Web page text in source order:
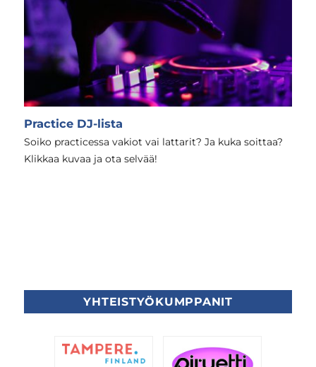
Practice DJ-lista
Soiko practicessa vakiot vai lattarit? Ja kuka soittaa?
Klikkaa kuvaa ja ota selvää!
YHTEISTYÖKUMPPANIT